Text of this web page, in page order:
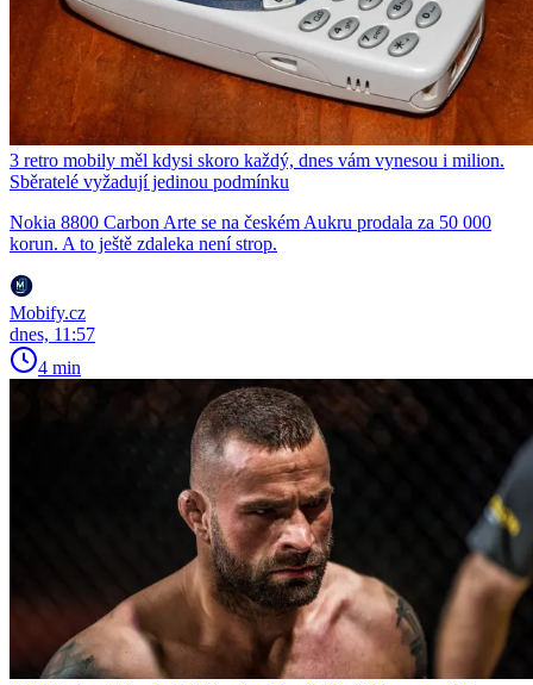
3 retro mobily měl kdysi skoro každý, dnes vám vynesou i milion.
Sběratelé vyžadují jedinou podmínku
Nokia 8800 Carbon Arte se na českém Aukru prodala za 50 000
korun. A to ještě zdaleka není strop.
Mobify.cz
dnes, 11:57
4 min